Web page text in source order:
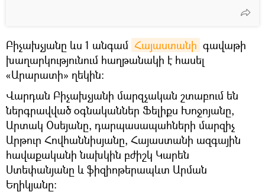
Բիչախչյանը ևս 1 անգամ Հայաստանի գավաթի
խաղարկությունում հաղթանակի է հասել
«Արարատի» ղեկին:
Վարդան Բիչախչյանի մարզչական շտաբում են
ներգրավված օգնականներ Ֆելիքս Խոջոյանը,
Արտակ Օսեյանը, դարպասապահների մարզիչ
Արթուր Հովհաննիսյանը, Հայաստանի ազգային
հավաքականի նախկին բժիշկ Կարեն
Ստեփանյանը և ֆիզիոթերապևտ Արման
Եղիկյանը: